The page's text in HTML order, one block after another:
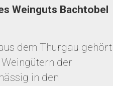
Weinguts Bachtobel
dem Thurgau gehört
der
in den